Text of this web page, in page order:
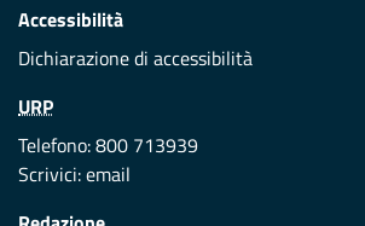
Accessibilità
Dichiarazione di accessibilità
URP
Telefono: 800 713939
Scrivici:email